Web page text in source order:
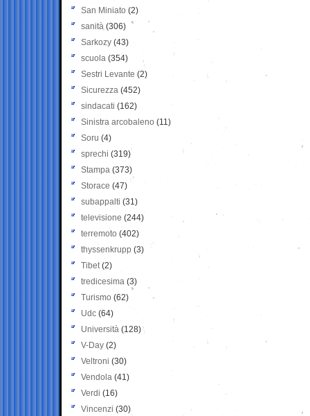
San Miniato (2)
sanità (306)
Sarkozy (43)
scuola (354)
Sestri Levante (2)
Sicurezza (452)
sindacati (162)
Sinistra arcobaleno (11)
Soru (4)
sprechi (319)
Stampa (373)
Storace (47)
subappalti (31)
televisione(244)
terremoto (402)
thyssenkrupp (3)
Tibet(2)
tredicesima (3)
Turismo (62)
Udc (64)
Università (128)
V-Day (2)
Veltroni (30)
Vendola (41)
Verdi (16)
Vincenzi (30)